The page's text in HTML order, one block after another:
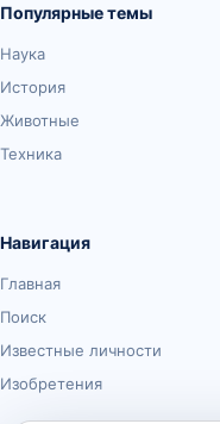
Популярные темы
Наука
История
Животные
Техника
Навигация
Главная
Поиск
Известные личности
Изобретения